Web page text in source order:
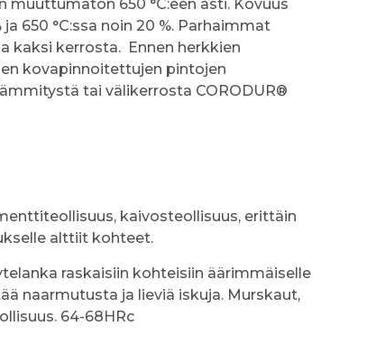
muuttumaton 650 °C:een asti. Kovuus
650 °C:ssa noin 20 %. Parhaimmat
kaksi kerrosta. Ennen herkkien
kovapinnoitettujen pintojen
tai välikerrosta CORODUR®
kaivosteollisuus, erittäin
alttiit kohteet.
raskaisiin kohteisiin äärimmäiselle
naarmutusta ja lieviä iskuja. Murskaut,
64-68HRc